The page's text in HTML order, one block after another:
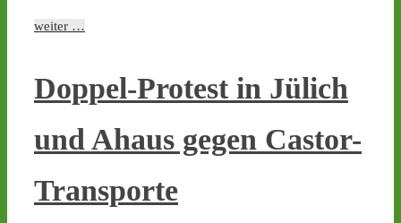
weiter …
Doppel-Protest in Jülich
und Ahaus gegen Castor-
Transporte